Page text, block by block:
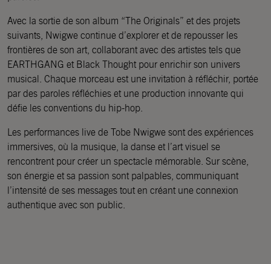
Avec la sortie de son album “The Originals” et des projets
suivants, Nwigwe continue d’explorer et de repousser les
frontières de son art, collaborant avec des artistes tels que
EARTHGANG et Black Thought pour enrichir son univers
musical. Chaque morceau est une invitation à réfléchir, portée
par des paroles réfléchies et une production innovante qui
défie les conventions du hip-hop.
Les performances live de Tobe Nwigwe sont des expériences
immersives, où la musique, la danse et l’art visuel se
rencontrent pour créer un spectacle mémorable. Sur scène,
son énergie et sa passion sont palpables, communiquant
l’intensité de ses messages tout en créant une connexion
authentique avec son public.